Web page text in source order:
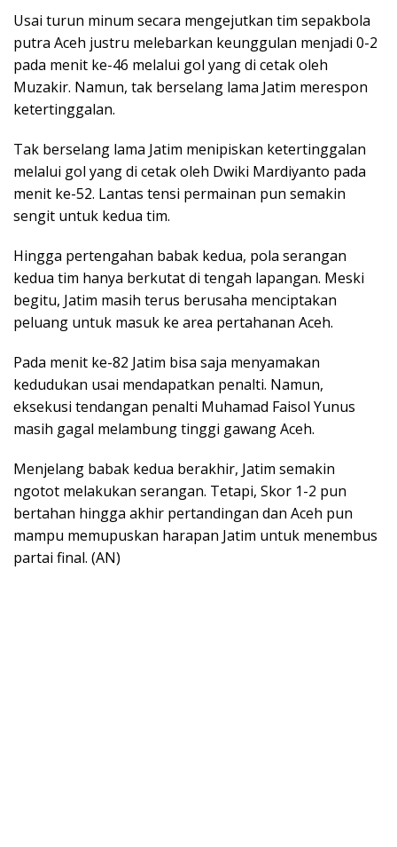
Usai turun minum secara mengejutkan tim sepakbola
putra Aceh justru melebarkan keunggulan menjadi 0-2
pada menit ke-46 melalui gol yang di cetak oleh
Muzakir. Namun, tak berselang lama Jatim merespon
ketertinggalan.
Tak berselang lama Jatim menipiskan ketertinggalan
melalui gol yang di cetak oleh Dwiki Mardiyanto pada
menit ke-52. Lantas tensi permainan pun semakin
sengit untuk kedua tim.
Hingga pertengahan babak kedua, pola serangan
kedua tim hanya berkutat di tengah lapangan. Meski
begitu, Jatim masih terus berusaha menciptakan
peluang untuk masuk ke area pertahanan Aceh.
Pada menit ke-82 Jatim bisa saja menyamakan
kedudukan usai mendapatkan penalti. Namun,
eksekusi tendangan penalti Muhamad Faisol Yunus
masih gagal melambung tinggi gawang Aceh.
Menjelang babak kedua berakhir, Jatim semakin
ngotot melakukan serangan. Tetapi, Skor 1-2 pun
bertahan hingga akhir pertandingan dan Aceh pun
mampu memupuskan harapan Jatim untuk menembus
partai final. (AN)